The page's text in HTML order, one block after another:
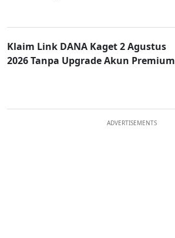
Klaim Link DANA Kaget 2 Agustus
2026 Tanpa Upgrade Akun Premium
ADVERTISEMENTS